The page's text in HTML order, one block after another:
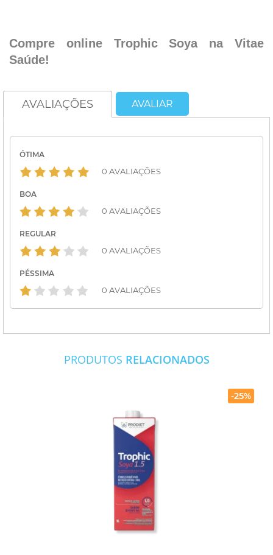
Compre online Trophic Soya na Vitae
Saúde!
AVALIAÇÕES AVALIAR
ÓTIMA
0 AVALIAÇÕES
BOA
0 AVALIAÇÕES
REGULAR
0 AVALIAÇÕES
PÉSSIMA
0 AVALIAÇÕES
PRODUTOS RELACIONADOS
-25%